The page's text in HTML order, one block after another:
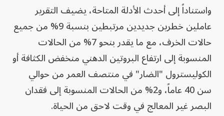
واستناداً إلى أحدث الأدلة المتاحة، يضيف التقرير
عاملين خطرين جديدين مرتبطين بنسبة 9% من جميع
حالات الخرف، مع ما يقدر بنحو 7% من الحالات
المنسوبة إلى ارتفاع البروتين الدهني منخفض الكثافة أو
الكوليسترول "الضار" في منتصف العمر من حوالي
سن 40 عاماً، و2% من الحالات المنسوبة إلى فقدان
البصر غير المعالج في وقت لاحق من الحياة.